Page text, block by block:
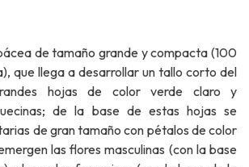
de tamaño grande y compacta (100
que llega a desarrollar un tallo corto del
hojas de color verde claro y
de la base de estas hojas se
de gran tamaño con pétalos de color
las flores masculinas (con la base